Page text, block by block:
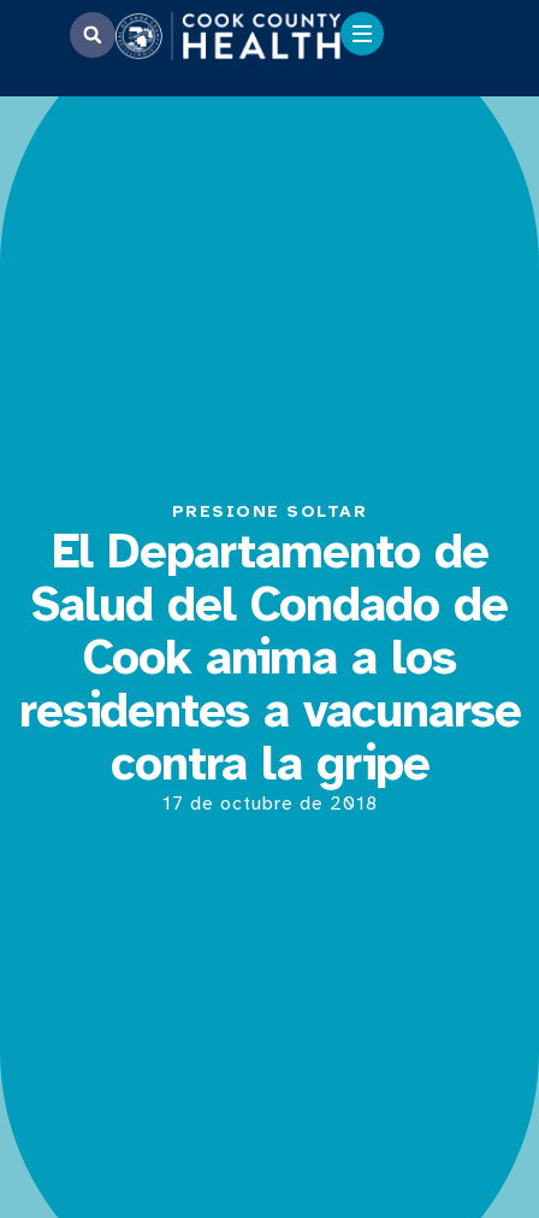
PRESIONE SOLTAR
El Departamento de
Salud del Condado de
Cook anima a los
residentes a vacunarse
contra la gripe
17 de octubre de 2018